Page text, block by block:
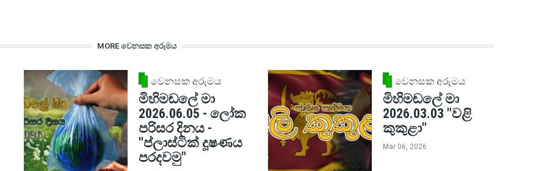
MORE වෙනසක අරුමය
වෙනසක අරුමය
මිහිමඬලේ මා
2026.06.05 - ලෝක
පරිසර දිනය -
"ප්ලාස්ටික් දූෂණය
පරදවමු"
වෙනසක අරුමය
මිහිමඬලේ මා
2026.03.03 "වළි
කුකුළා"
Mar 06, 2026